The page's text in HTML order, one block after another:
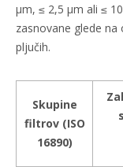
μm, ≤ 2,5 μm ali ≤
zasnovane glede
pljučih.
Skupine
filtrov (ISO
16890)